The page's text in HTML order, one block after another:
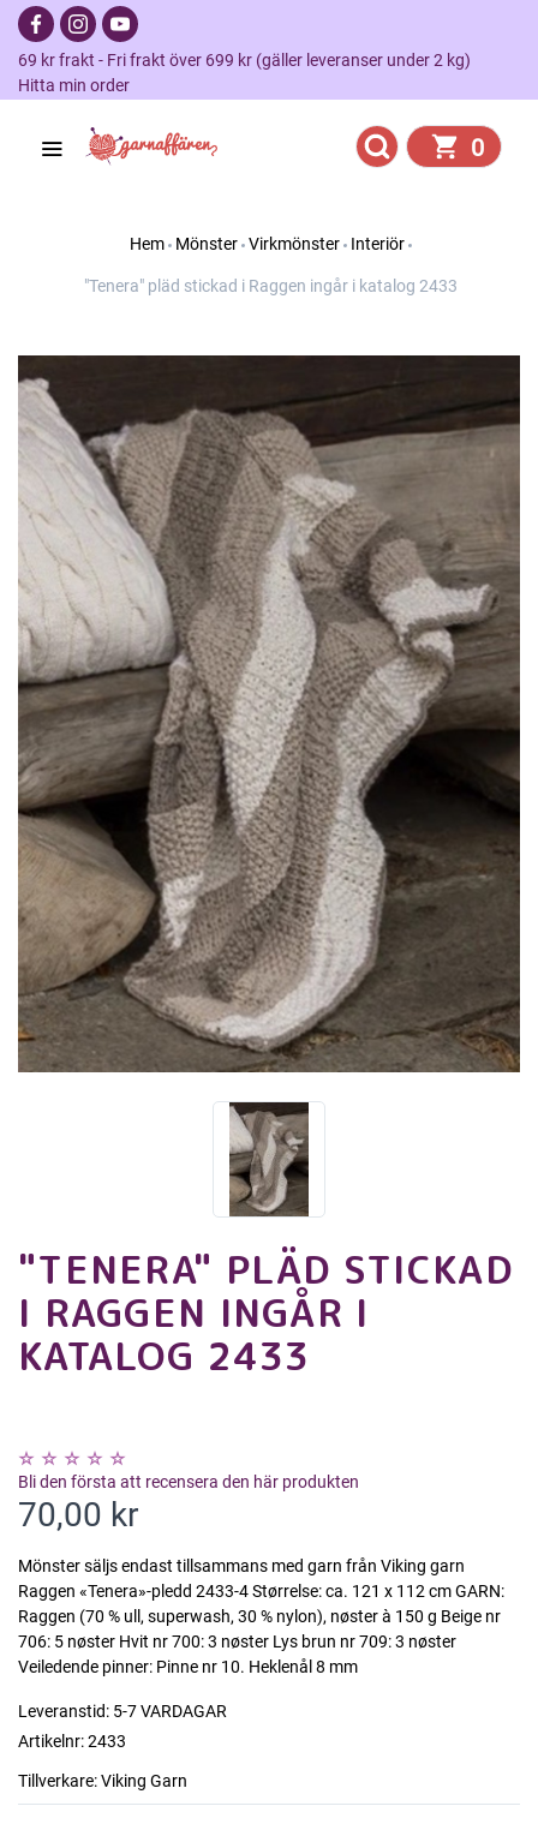
69 kr frakt - Fri frakt över 699 kr (gäller leveranser under 2 kg)
Hitta min order
0
Hem Mönster Virkmönster Interiör
"Tenera" pläd stickad i Raggen ingår i katalog 2433
"TENERA" PLÄD STICKAD
I RAGGEN INGÅR I
KATALOG 2433
Bli den första att recensera den här produkten
70,00 kr
Mönster säljs endast tillsammans med garn från Viking garn
Raggen «Tenera»-pledd 2433-4 Størrelse: ca. 121 x 112 cm GARN:
Raggen (70 % ull, superwash, 30 % nylon), nøster à 150 g Beige nr
706: 5 nøster Hvit nr 700: 3 nøster Lys brun nr 709: 3 nøster
Veiledende pinner: Pinne nr 10. Heklenål 8 mm
Leveranstid: 5-7 VARDAGAR
Artikelnr:2433
Tillverkare:Viking Garn